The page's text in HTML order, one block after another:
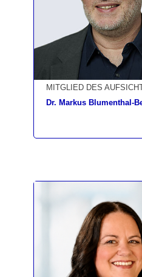
MITGLIED DES
Dr. Markus Blumenthal-